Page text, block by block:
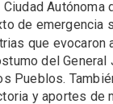
Autónoma
de emergencia
que evocaron
del
Pueblos.
y aportes de